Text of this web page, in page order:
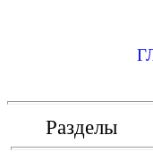
Разделы